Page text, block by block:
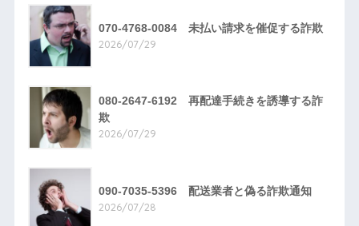
070-4768-0084 未払い請求を催促する詐欺
2026/07/29
080-2647-6192 再配達手続きを誘導する詐
欺
2026/07/29
090-7035-5396 配送業者と偽る詐欺通知
2026/07/28